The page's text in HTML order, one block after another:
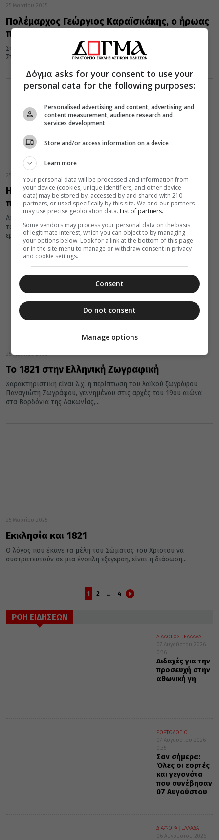
25 Μαρτίου 2025
Πολέμαρχος Γεώργιος Καραϊσκάκης, ο ήρωας
πρωταγωνιστής του 1821
Στις αρχές του Μαΐου του 1825 ο Καραϊσκάκης επανέρχεται στη
Στερεά και κατά τα μέσα του καλοκαιριού βρίσκεται σε...
25 Μαρτίου 2025
Η Επανάσταση του 1821 και ο ελληνικός
παραδοσιακός πολιτισμός
Δημιουργήθηκαν έτσι νέες παραδόσεις, οι οποίες με τη σειρά
τους εντάχθηκαν στο σώμα της λαϊκής μυθοπλασίας και ο
ερευνητής...
25 Μαρτίου 2025
Το 1821 στην Ελληνική Ζωγραφική
Χαρακτηριστική είναι λ.χ. η περίπτωση του λαϊκού ζωγράφου
Παναγιώτη Ζωγράφου, γεννημένου στις αρχές του 19ου αιώνα
στα Βορδόνια της Λακωνίας,...
25 Μαρτίου 2025
Εκκλησία και 1821
Ο λόγος που έκανε τα μέλη του Σώματος του Χριστού να
συστρατευτούν σε μια ένοπλη εξέγερση, είναι η διάσωση...
1 2 … 4
ΡΟΗ ΕΙΔΗΣΕΩΝ
ΔΙΑΛΟΓΟΣ
ΕΛΛΑΔΑ
07 Αυγούστου 2026
0:36
Διδαχές για την
προσευχή στην
αθωνική γη
ΕΟΡΤΟΛΟΓΙΟ
07 Αυγούστου 2026
0:35
Σαν σήμερα:
Όλες οι εορτές
και γεγονότα
που συνέβησαν
07 Αυγούστου
ΔΙΑΦΟΡΑ
ΕΛΛΑΔΑ
06 Αυγούστου 2026
Δόγμα asks for your consent to use your
personal data for the following purposes:
Personalised advertising and content, advertising and
content measurement, audience research and
services development
Store and/or access information on a device
Learn more
Your personal data will be processed and information from
your device (cookies, unique identifiers, and other device
data) may be stored by, accessed by and shared with 210
partners, or used specifically by this site. We and our partners
may use precise geolocation data. List of partners.
Some vendors may process your personal data on the basis
of legitimate interest, which you can object to by managing
your options below. Look for a link at the bottom of this page
or in the site menu to manage or withdraw consent in privacy
and cookie settings.
Consent
Do not consent
Manage options